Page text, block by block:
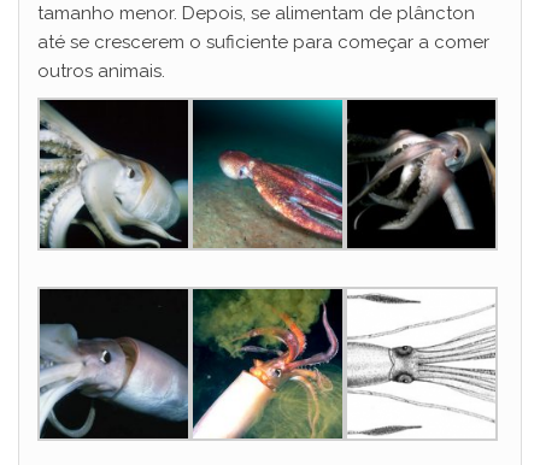
tamanho menor. Depois, se alimentam de plâncton
até se crescerem o suficiente para começar a comer
outros animais.